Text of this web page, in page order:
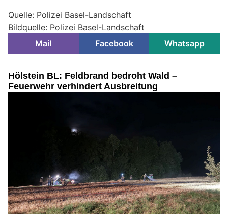
Quelle: Polizei Basel-Landschaft
Bildquelle: Polizei Basel-Landschaft
Mail
Facebook Whatsapp
Hölstein BL: Feldbrand bedroht Wald –
Feuerwehr verhindert Ausbreitung